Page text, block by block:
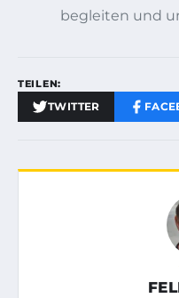
begleiten und
TEILEN:
TWITTER